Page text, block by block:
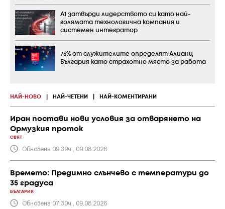
НАЙ-НОВО НАЙ-ЧЕТЕНИ НАЙ-КОМЕНТИРАНИ
Иран постави нови условия за отварянето на
Ормузкия проток
СВЯТ
Обновена 09:39ч., 09.08.2026
Времето: Предимно слънчево с температури до
35 градуса
БЪЛГАРИЯ
Обновена 07:30ч., 09.08.2026
А1 затвърди лидерството си като най-
голямата технологична компания и
системен интегратор
75% от служителите определят Алианц
България като страхотно място за работа